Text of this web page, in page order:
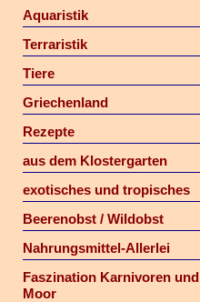
Aquaristik
Terraristik
Tiere
Griechenland
Rezepte
aus dem Klostergarten
exotisches und tropisches
Beerenobst / Wildobst
Nahrungsmittel-Allerlei
Faszination Karnivoren und
Moor